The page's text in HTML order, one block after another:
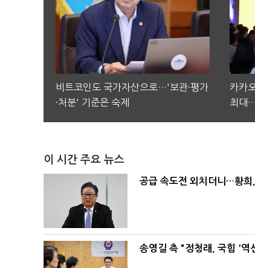
비트코인도 국가자산으로…'보관·평가
·처분' 기준은 숙제
카카
최대
이 시간 주요 뉴스
공급 속도전 외치더니…황
송영길 측 "정청래, 국힘 '역